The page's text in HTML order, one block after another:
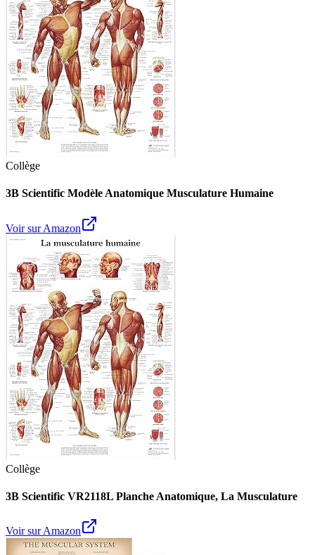
Collège
3B Scientific Modèle Anatomique Musculature Humaine
Voir sur Amazon
Collège
3B Scientific VR2118L Planche Anatomique, La Musculature
Voir sur Amazon